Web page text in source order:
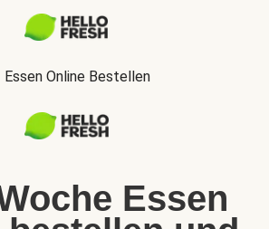
Essen Online Bestellen
Essen